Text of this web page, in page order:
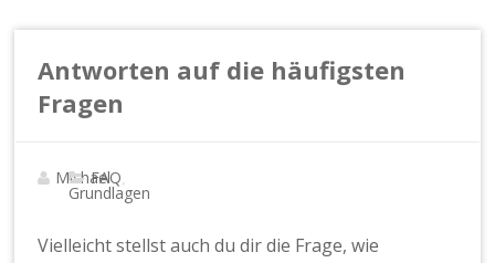
Antworten auf die häufigsten
Fragen
Michael
FAQ
Grundlagen
Vielleicht stellst auch du dir die Frage, wie